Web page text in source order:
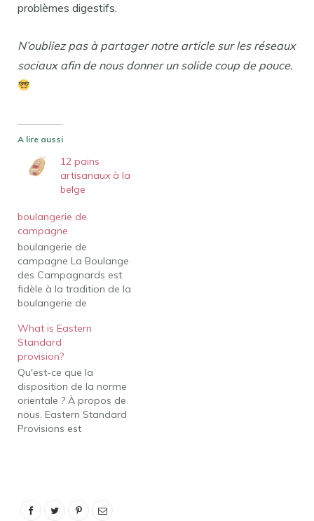
problèmes digestifs.
N’oubliez pas à partager notre article sur les réseaux
sociaux afin de nous donner un solide coup de pouce.
A lire aussi
12 pains
artisanaux à la
belge
boulangerie de
campagne
boulangerie de
campagne La Boulange
des Campagnards est
fidèle à la tradition de la
boulangerie de
confectionne des pains
de blé et de grains
inspirés des traditions
culinaires québécoises les
plus authentiques. Le
pain Boulange de
Campagnards est cuit à
la perfection et
What is Eastern
Standard
provision?
Qu'est-ce que la
disposition de la norme
orientale ? À propos de
nous. Eastern Standard
Provisions est
des ingrédients simples